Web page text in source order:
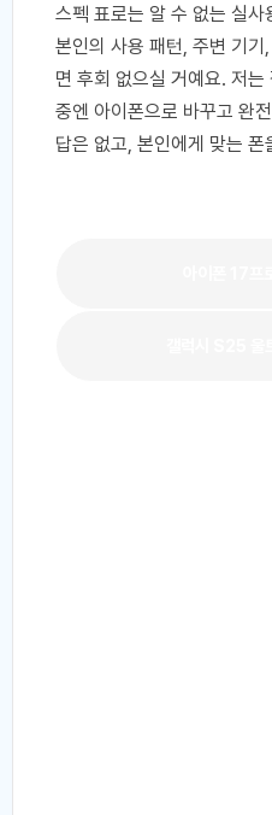
스펙 표로는 알 수 없는 실
본인의 사용 패턴, 주변 기기
면 후회 없으실 거예요. 저
중엔 아이폰으로 바꾸고 완
답은 없고, 본인에게 맞는